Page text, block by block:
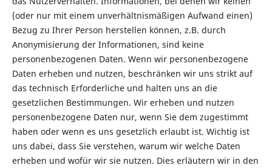
(oder nur mit einem unverhältnismäßigen Aufwand einen)
Bezug zu Ihrer Person herstellen können, z.B. durch
Anonymisierung der Informationen, sind keine
personenbezogenen Daten. Wenn wir personenbezogene
Daten erheben und nutzen, beschränken wir uns strikt auf
das technisch Erforderliche und halten uns an die
gesetzlichen Bestimmungen. Wir erheben und nutzen
personenbezogene Daten nur, wenn Sie dem zugestimmt
haben oder wenn es uns gesetzlich erlaubt ist. Wichtig ist
uns dabei, dass Sie verstehen, warum wir welche Daten
erheben und wofür wir sie nutzen. Dies erläutern wir in den